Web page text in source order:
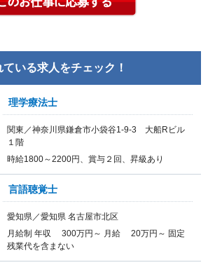
いる求人をチェック！
理学療法士
関東／神奈川県鎌倉市小袋谷1-9-3 大船Rビル
１階
時給1800～2200円、賞与２回、昇級あり
言語聴覚士
愛知県／愛知県 名古屋市北区
月給制 年収 300万円～ 月給 20万円～ 固定
残業代を含まない